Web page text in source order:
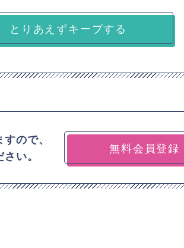
とりあえずキープする
ので、
い。
無料会員登録